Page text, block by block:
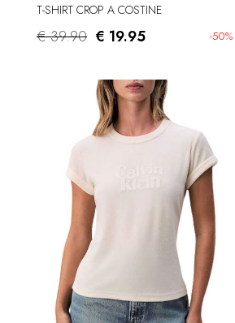
T-SHIRT CROP A COSTINE
€ 39.90 -50%
€ 19.95